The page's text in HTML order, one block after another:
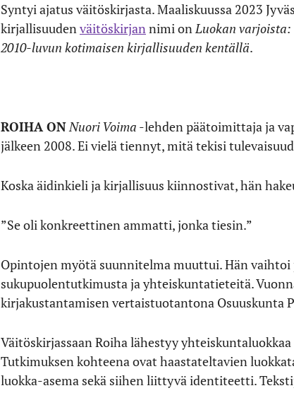
Syntyi ajatus väitöskirjasta. Maaliskuussa 2023
kirjallisuudenväitöskirjannimi onLuokan
2010-luvun kotimaisen kirjallisuuden kentällä.
ROIHA ONNuori Voima -lehden päätoimittaja ja
jälkeen 2008. Ei vielä tiennyt, mitä tekisi
Koska äidinkieli ja kirjallisuus kiinnostivat, hän
”Se oli konkreettinen ammatti, jonka tiesin.”
Opintojen myötä suunnitelma muuttui. Hän
sukupuolentutkimusta ja yhteiskuntatieteitä.
kirjakustantamisen vertaistuotantona Osuuskunta
Väitöskirjassaan Roiha lähestyy
Tutkimuksen kohteena ovat haastateltavien
luokka-asema sekä siihen liittyvä identiteetti.